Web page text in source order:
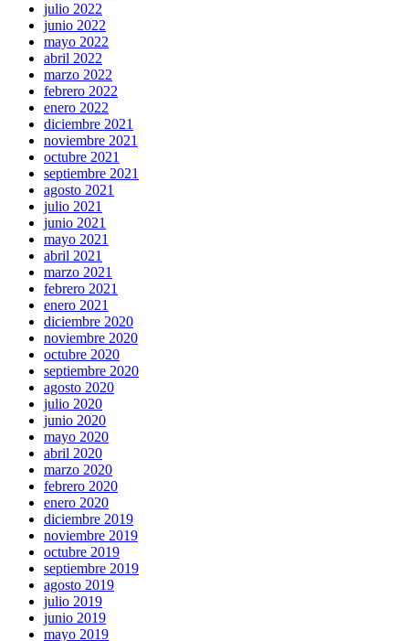
julio 2022
junio 2022
mayo 2022
abril 2022
marzo 2022
febrero 2022
enero 2022
diciembre 2021
noviembre 2021
octubre 2021
septiembre 2021
agosto 2021
julio 2021
junio 2021
mayo 2021
abril 2021
marzo 2021
febrero 2021
enero 2021
diciembre 2020
noviembre 2020
octubre 2020
septiembre 2020
agosto 2020
julio 2020
junio 2020
mayo 2020
abril 2020
marzo 2020
febrero 2020
enero 2020
diciembre 2019
noviembre 2019
octubre 2019
septiembre 2019
agosto 2019
julio 2019
junio 2019
mayo 2019